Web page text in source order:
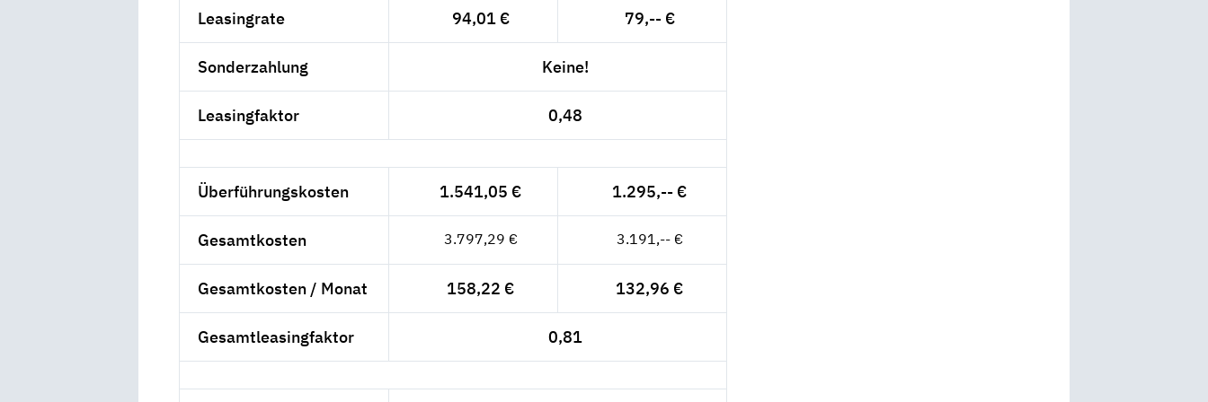
Leasingrate 94,01 € 79,-- €
Sonderzahlung Keine!
Leasingfaktor 0,48
Überführungskosten 1.541,05 € 1.295,-- €
Gesamtkosten 3.797,29 € 3.191,-- €
Gesamtkosten / Monat 158,22 € 132,96 €
Gesamtleasingfaktor 0,81